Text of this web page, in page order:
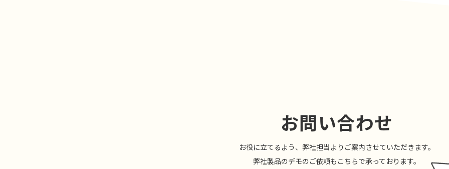
お問い合わせ
お役に⽴てるよう、弊社担当よりご案内させていただきます。
弊社製品のデモのご依頼もこちらで承っております。